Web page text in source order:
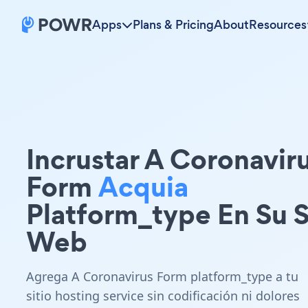
Apps Plans & PricingAboutResources
Incrustar A
FormAcquia
Platform_type En Su
Web
Agrega A Coronavirus Form platform_type a tu
sitio hosting service sin codificación ni dolores